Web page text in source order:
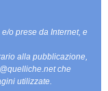
o prese da Internet, e
alla pubblicazione,
che
utilizzate.